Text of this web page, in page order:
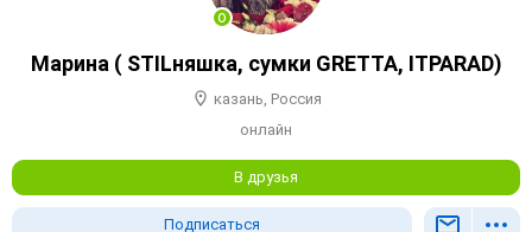
Марина ( STILняшка, сумки GRETTA, ITPARAD)
казань, Россия
онлайн
В друзья
Подписаться